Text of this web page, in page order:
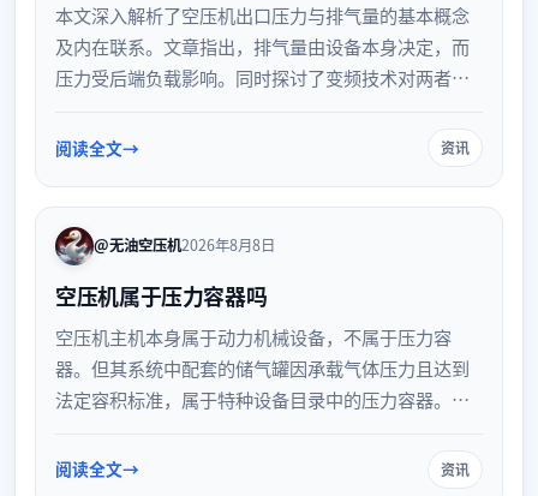
本文深入解析了空压机出口压力与排气量的基本概念
及内在联系。文章指出，排气量由设备本身决定，而
压力受后端负载影响。同时探讨了变频技术对两者关
备选型建议，帮助企业实现高效节能运行。
阅读全文 资讯
@无油空压机2026年8月8日
空压机属于压力容器吗
空压机主机本身属于动力机械设备，不属于压力容
器。但其系统中配套的储气罐因承载气体压力且达到
法定容积标准，属于特种设备目录中的压力容器。企
验，确保系统安全运行。
阅读全文 资讯